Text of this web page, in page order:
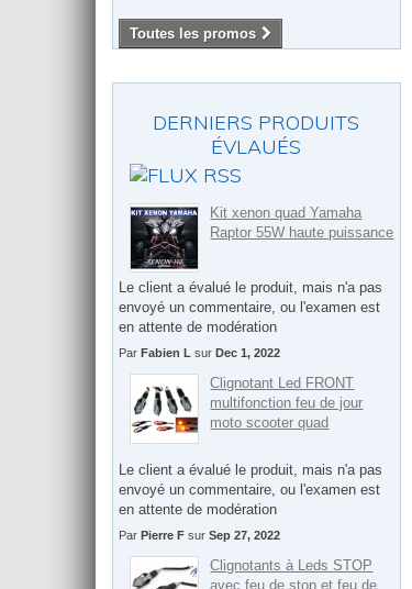
Toutes les promos
DERNIERS PRODUITS
ÉVLAUÉS
Kit xenon quad Yamaha
Raptor 55W haute puissance
Le client a évalué le produit, mais n'a pas
envoyé un commentaire, ou l'examen est
en attente de modération
Par Fabien L sur Dec 1, 2022
Clignotant Led FRONT
multifonction feu de jour
moto scooter quad
Le client a évalué le produit, mais n'a pas
envoyé un commentaire, ou l'examen est
en attente de modération
Par Pierre F sur Sep 27, 2022
Clignotants à Leds STOP
avec feu de stop et feu de